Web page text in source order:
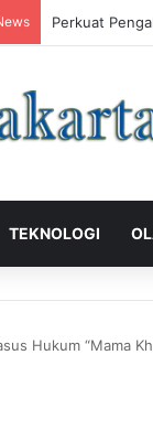
Perkuat
TEKNOLOGI
Hukum “Mama